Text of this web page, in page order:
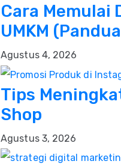
Cara
UMKM
Agustus 4, 2026
Tips
Shop
Agustus 3, 2026